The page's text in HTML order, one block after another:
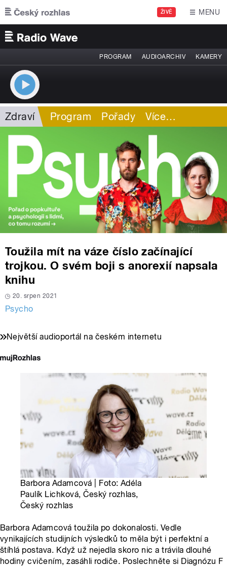
Přejít k hlavnímu obsahu
ŽIVĚ MENU
PROGRAM AUDIOARCHIV KAMERY
Zdraví Program Pořady Více…
Toužila mít na váze číslo začínající
trojkou. O svém boji s anorexií napsala
knihu
20. srpen 2021
Psycho
Největší audioportál na českém internetu
Barbora Adamcová | Foto: Adéla
Paulík Lichková, Český rozhlas,
Český rozhlas
Barbora Adamcová toužila po dokonalosti. Vedle
vynikajících studijních výsledků to měla být i perfektní a
štíhlá postava. Když už nejedla skoro nic a trávila dlouhé
hodiny cvičením, zasáhli rodiče. Poslechněte si Diagnózu F